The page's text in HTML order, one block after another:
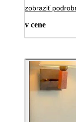
zobraziť
v cene